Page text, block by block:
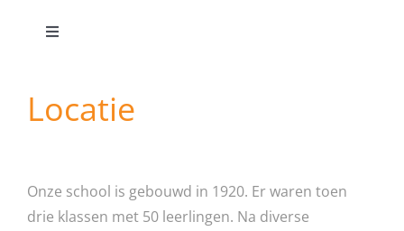
Toggle
onderwijs
Locatie
Onze school is gebouwd in 1920. Er waren toen
drie klassen met 50 leerlingen. Na diverse